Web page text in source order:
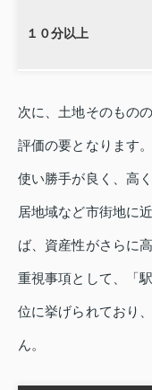
１０分以上
次に、土地そのもの
評価の要となります
使い勝手が良く、高
居地域など市街地に
ば、資産性がさらに
重視事項として、「
位に挙げられており
ん。